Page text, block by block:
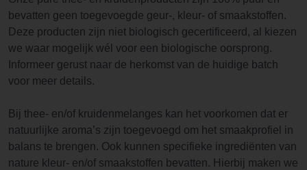
bevatten geen toegevoegde geur-, kleur- of smaakstoffen.
Deze producten zijn niet biologisch gecertificeerd, al kiezen
we waar mogelijk wél voor een biologische oorsprong.
Informeer gerust naar de herkomst van de huidige batch
voor meer details.
Bij thee- en/of kruidenmelanges kan het voorkomen dat er
natuurlijke aroma’s zijn toegevoegd om het smaakprofiel in
balans te brengen. Ook kunnen specifieke ingrediënten van
nature kleur- en/of smaakstoffen bevatten. Hierbij maken we